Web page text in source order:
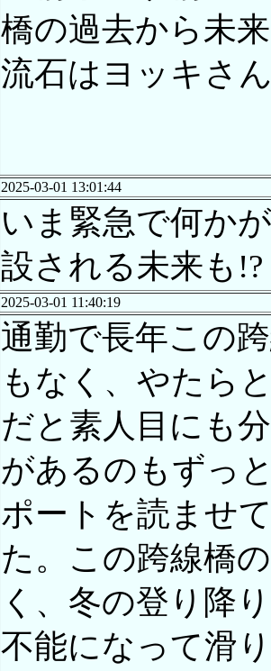
橋の過去から未
流石はヨッキさ
2025-03-01 13:01:44
いま緊急で何か
設される未来も!?
2025-03-01 11:40:19
通勤で長年この
もなく、やたら
だと素人目にも
があるのもずっ
ポートを読ませ
た。この跨線橋
く、冬の登り降
不能になって滑